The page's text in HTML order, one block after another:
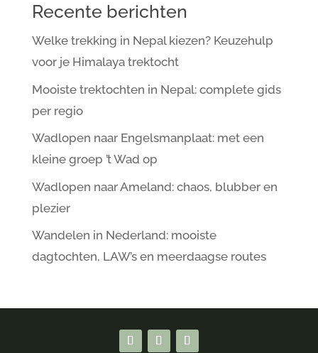
Recente berichten
Welke trekking in Nepal kiezen? Keuzehulp
voor je Himalaya trektocht
Mooiste trektochten in Nepal: complete gids
per regio
Wadlopen naar Engelsmanplaat: met een
kleine groep ’t Wad op
Wadlopen naar Ameland: chaos, blubber en
plezier
Wandelen in Nederland: mooiste
dagtochten, LAW’s en meerdaagse routes